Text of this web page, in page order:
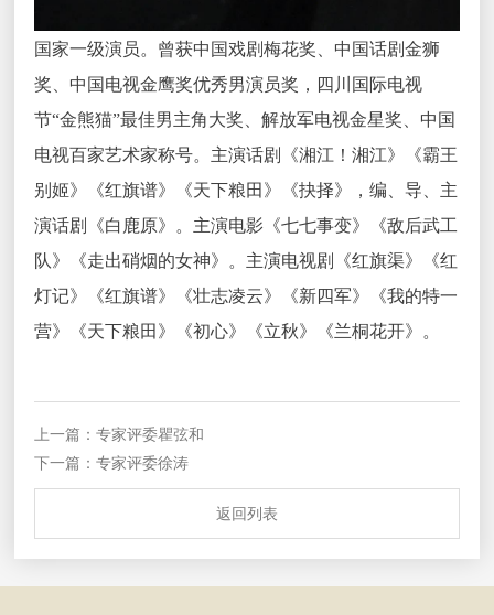
国家一级演员。曾获中国戏剧梅花奖、中国话剧金狮
奖、中国电视金鹰奖优秀男演员奖，四川国际电视
节“金熊猫”最佳男主角大奖、解放军电视金星奖、中国
电视百家艺术家称号。主演话剧《湘江！湘江》《霸王
别姬》《红旗谱》《天下粮田》《抉择》，编、导、主
演话剧《白鹿原》。主演电影《七七事变》《敌后武工
队》《走出硝烟的女神》。主演电视剧《红旗渠》《红
灯记》《红旗谱》《壮志凌云》《新四军》《我的特一
营》《天下粮田》《初心》《立秋》《兰桐花开》。
上一篇：专家评委瞿弦和
下一篇：专家评委徐涛
返回列表
返回列表